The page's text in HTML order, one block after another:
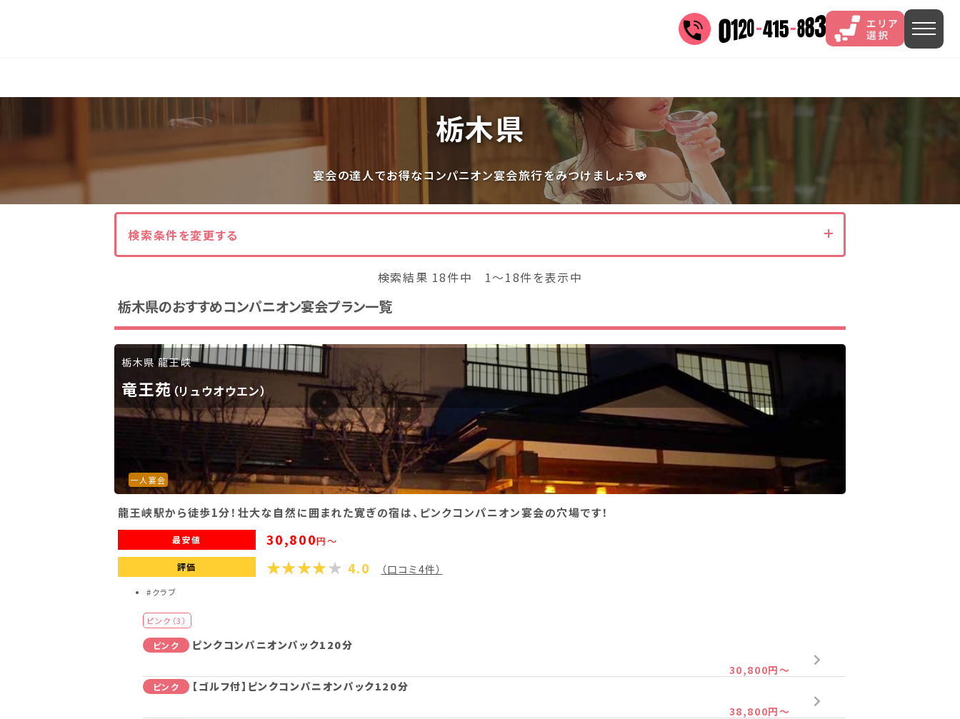
越後湯沢 三谷 山中
北海道・東北
北海道(13) 宮城県(8) 福島県(26)
関東
栃木県(18) 群馬県(25) 茨城県(4) 埼玉県(1)
千葉県(14)
神奈川県(15)
東海
静岡県(44) 愛知県(15) 岐阜県(5) 三重県(9) 新潟県(13) 山梨県(19) 長野県(14)
石川県(7)
関西
滋賀県(2) 大阪府(2) 兵庫県(2) 香川県(1) 愛媛県(1)
九州・沖縄
福岡県(2) 熊本県(2)
栃木県
宴会の達人でお得なコンパニオン宴会旅行をみつけましょう🍻
検索条件を変更する
検索結果 18件中 1～18件を表示中
栃木県のおすすめコンパニオン宴会プラン一覧
栃木県 龍王峡
竜王苑（リュウオウエン）
一人宴会
龍王峡駅から徒歩1分！壮大な自然に囲まれた寛ぎの宿は、ピンクコンパニオン宴会の穴場です！
最安値 30,800円～
評価 4.0 （口コミ4件）
#クラブ
ピンク（3）
ピンク
ピンクコンパニオンパック120分
30,800円～
ピンク
【ゴルフ付】ピンクコンパニオンパック120分
38,800円～